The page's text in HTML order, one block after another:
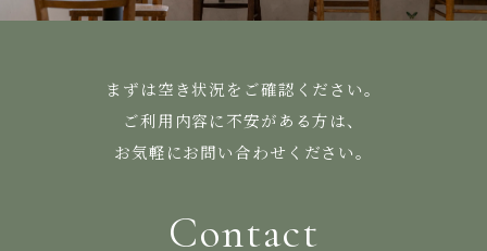
まずは空き状況をご確認ください。
ご利用内容に不安がある方は、
お気軽にお問い合わせください。
Contact